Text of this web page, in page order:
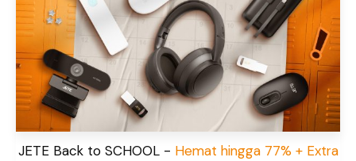
JETE Back to SCHOOL - Hemat hingga 77% + Extra